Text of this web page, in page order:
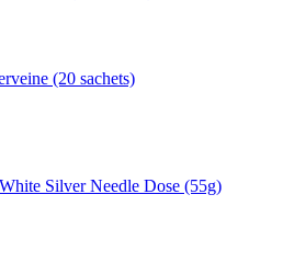
(20 sachets)